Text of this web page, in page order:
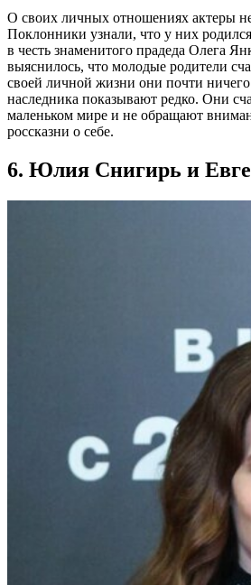
О своих личных отношениях актеры
Поклонники узнали, что у них
в честь знаменитого прадеда Олега
выяснилось, что молодые родители
своей личной жизни они почти
наследника показывают редко. Они
маленьком мире и не обращают
россказни о себе.
6. Юлия Снигирь и